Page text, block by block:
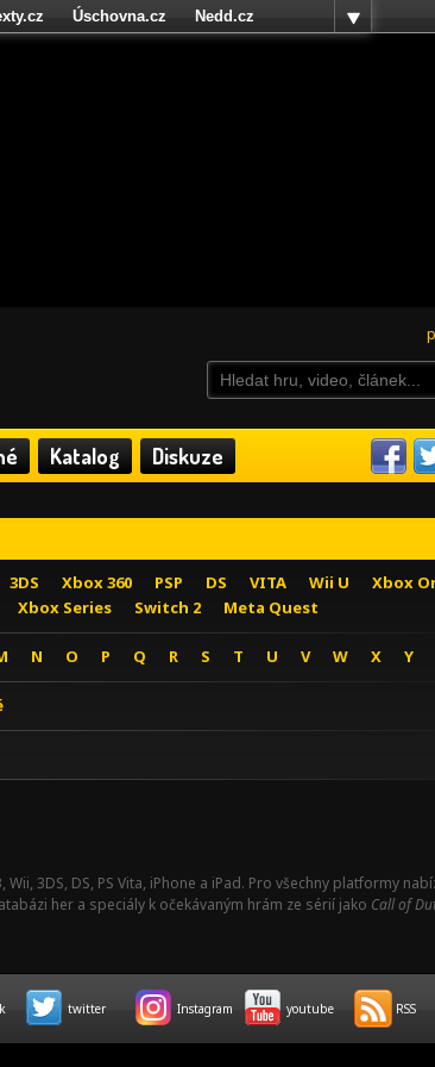
Katalog Diskuze
3DS Xbox 360 PSP DS VITA Wii U
Xbox
Xbox Series Switch 2 Meta Quest
N O P Q R S T U V W X Y
Wii, 3DS, DS, PS Vita, iPhone a iPad. Pro všechny platformy
her a speciály k očekávaným hrám ze sérií jako Call of
Úschovna.cz
Nedd.cz
twitter Instagram youtube RSS